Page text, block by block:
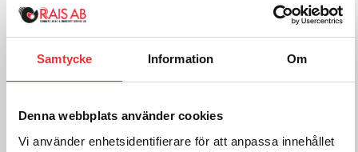
Samtycke Information Om
Denna webbplats använder cookies
Vi använder enhetsidentifierare för att anpassa innehållet
4m Spiral 4″
1 768SEK
Lägg i varukorg